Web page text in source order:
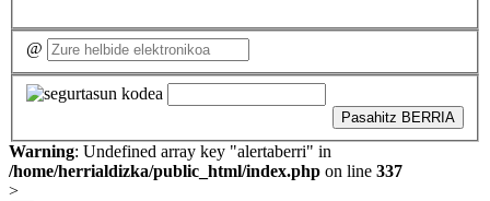
@
Pasahitz BERRIA
Warning: Undefined array key "alertaberri" in
/home/herrialdizka/public_html/index.php on line 337
>